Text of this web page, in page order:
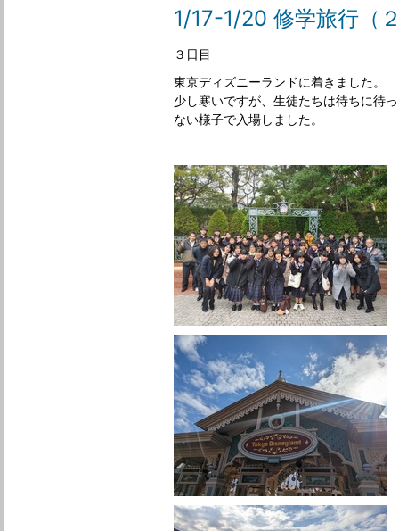
1/17-1/20 修学旅行（
３日目
東京ディズニーランドに着きました。
少し寒いですが、 生徒たちは待ちに待
ない様子で入場しました。